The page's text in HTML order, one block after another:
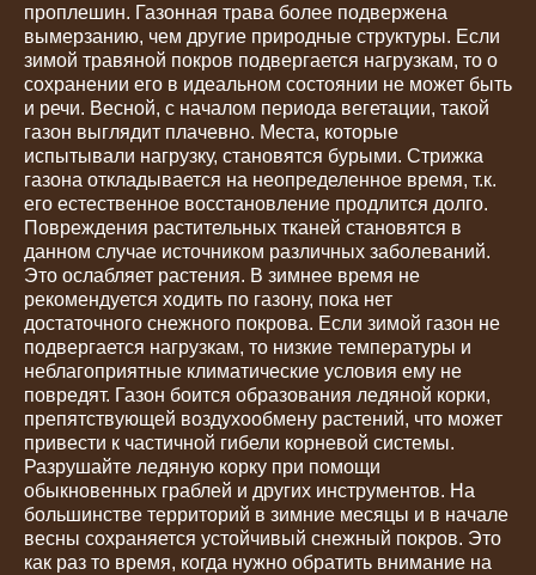
проплешин. Газонная трава более подвержена
вымерзанию, чем другие природные структуры. Если
зимой травяной покров подвергается нагрузкам, то о
сохранении его в идеальном состоянии не может быть
и речи. Весной, с началом периода вегетации, такой
газон выглядит плачевно. Места, которые
испытывали нагрузку, становятся бурыми. Стрижка
газона откладывается на неопределенное время, т.к.
его естественное восстановление продлится долго.
Повреждения растительных тканей становятся в
данном случае источником различных заболеваний.
Это ослабляет растения. В зимнее время не
рекомендуется ходить по газону, пока нет
достаточного снежного покрова. Если зимой газон не
подвергается нагрузкам, то низкие температуры и
неблагоприятные климатические условия ему не
повредят. Газон боится образования ледяной корки,
препятствующей воздухообмену растений, что может
привести к частичной гибели корневой системы.
Разрушайте ледяную корку при помощи
обыкновенных граблей и других инструментов. На
большинстве территорий в зимние месяцы и в начале
весны сохраняется устойчивый снежный покров. Это
как раз то время, когда нужно обратить внимание на